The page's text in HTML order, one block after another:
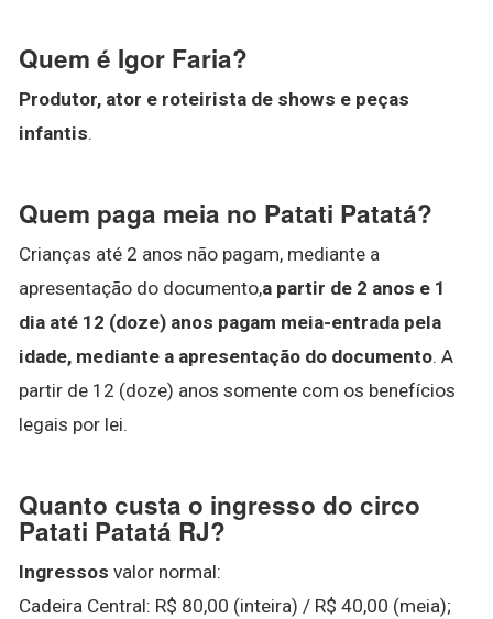
Quem é Igor Faria?
Produtor, ator e roteirista de shows e peças
infantis.
Quem paga meia no Patati Patatá?
Crianças até 2 anos não pagam, mediante a
apresentação do documento,a partir de 2 anos e 1
dia até 12 (doze) anos pagam meia-entrada pela
idade, mediante a apresentação do documento. A
partir de 12 (doze) anos somente com os benefícios
legais por lei.
Quanto custa o ingresso do circo
Patati Patatá RJ?
Ingressos valor normal:
Cadeira Central: R$ 80,00 (inteira) / R$ 40,00 (meia);